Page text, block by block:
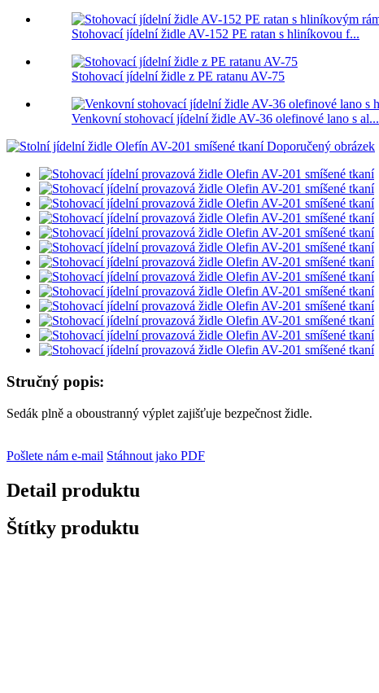
Stohovací jídelní židle AV-152 PE ratan s hliníkovou f...
Stohovací jídelní židle z PE ratanu AV-75
Venkovní stohovací jídelní židle AV-36 olefinové lano s al...
Stručný popis:
Sedák plně a oboustranný výplet zajišťuje bezpečnost židle.
Pošlete nám e-mail Stáhnout jako PDF
Detail produktu
Štítky produktu